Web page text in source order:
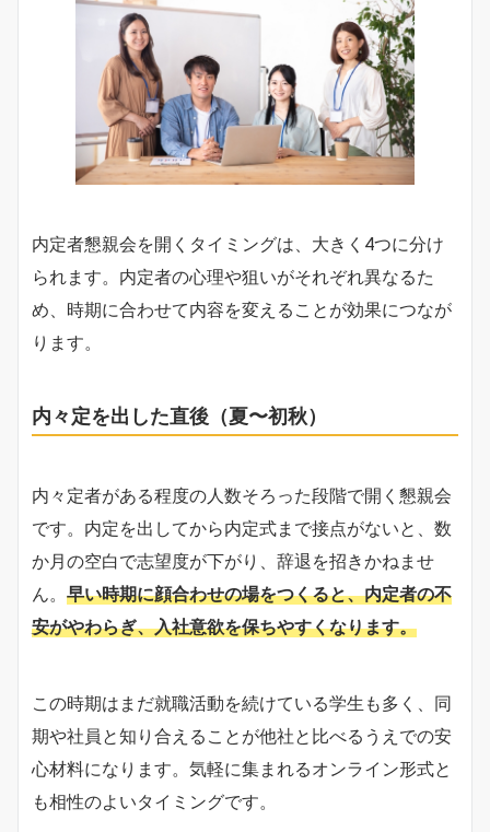
内定者懇親会を開くタイミングは、大きく4つに分け
られます。内定者の心理や狙いがそれぞれ異なるた
め、時期に合わせて内容を変えることが効果につなが
ります。
内々定を出した直後（夏〜初秋）
内々定者がある程度の人数そろった段階で開く懇親会
です。内定を出してから内定式まで接点がないと、数
か月の空白で志望度が下がり、辞退を招きかねませ
ん。 早い時期に顔合わせの場をつくると、内定者の不
安がやわらぎ、入社意欲を保ちやすくなります。
この時期はまだ就職活動を続けている学生も多く、同
期や社員と知り合えることが他社と比べるうえでの安
心材料になります。気軽に集まれるオンライン形式と
も相性のよいタイミングです。